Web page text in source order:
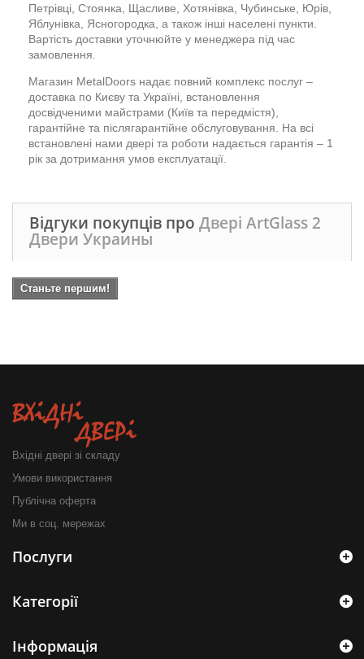
Петрівці, Стоянка, Щасливе, Хотянівка, Чубинське, Юрів,
Яблунівка, Ясногородка, а також інші населені пункти.
Вартість доставки уточнюйте у менеджера під час
замовлення.
Магазин MetalDoors надає повний комплекс послуг –
доставка по Києву та Україні, встановлення
досвідченими майстрами (Київ та передмістя),
гарантійне та післягарантійне обслуговування. На всі
встановлені нами двері та роботи надається гарантія – 1
рік за дотримання умов експлуатації.
Відгуки покупців про Двері ArtGlass 2
Двери Украины
Станьте першим!
Вхідні двері зі складу
Умови використання
Публічна оферта
Ми в соц. мережах
Послуги
Категорії
Інформація